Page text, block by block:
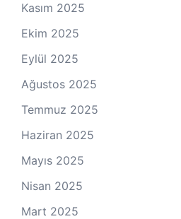
Kasım 2025
Ekim 2025
Eylül 2025
Ağustos 2025
Temmuz 2025
Haziran 2025
Mayıs 2025
Nisan 2025
Mart 2025